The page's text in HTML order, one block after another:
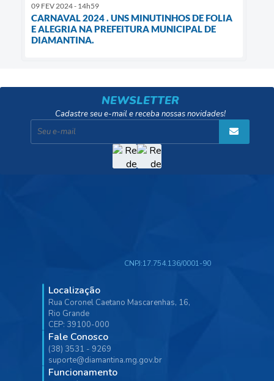
09 FEV 2024 - 14h59
CARNAVAL 2024 . UNS MINUTINHOS DE FOLIA
E ALEGRIA NA PREFEITURA MUNICIPAL DE
DIAMANTINA.
NEWSLETTER
Cadastre seu e-mail e receba nossas novidades!
Localização
Rua Coronel Caetano Mascarenhas, 16,
Rio Grande
CEP: 39100-000
Fale Conosco
(38) 3531 - 9269
suporte@diamantina.mg.gov.br
Funcionamento
CNPJ:17.754.136/0001-90